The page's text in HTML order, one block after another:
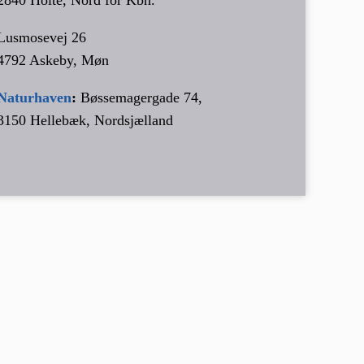
26
Askeby, Møn
: Bøssemagergade 74,
Hellebæk, Nordsjælland